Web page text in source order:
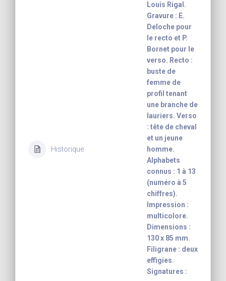
Historique
Louis Rigal.
Gravure : E.
Deloche pour
le recto et P.
Bornet pour le
verso. Recto :
buste de
femme de
profil tenant
une branche de
lauriers. Verso
: tête de cheval
et un jeune
homme.
Alphabets
connus : 1 à 13
(numéro à 5
chiffres).
Impression :
multicolore.
Dimensions :
130 x 85 mm.
Filigrane : deux
effigies.
Signatures :